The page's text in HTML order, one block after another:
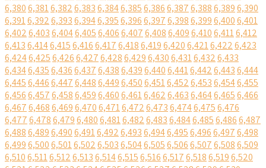
6,3806,3816,3826,3836,3846,3856,3866,3876,3886,3896,390
6,3916,3926,3936,3946,3956,3966,3976,3986,3996,4006,401
6,4026,4036,4046,4056,4066,4076,4086,4096,4106,4116,412
6,4136,4146,4156,4166,4176,4186,4196,4206,4216,4226,423
6,4246,4256,4266,4276,4286,4296,4306,4316,4326,433
6,4346,4356,4366,4376,4386,4396,4406,4416,4426,4436,444
6,4456,4466,4476,4486,4496,4506,4516,4526,4536,4546,455
6,4566,4576,4586,4596,4606,4616,4626,4636,4646,4656,466
6,4676,4686,4696,4706,4716,4726,4736,4746,4756,476
6,4776,4786,4796,4806,4816,4826,4836,4846,4856,4866,487
6,4886,4896,4906,4916,4926,4936,4946,4956,4966,4976,498
6,4996,5006,5016,5026,5036,5046,5056,5066,5076,5086,509
6,5106,5116,5126,5136,5146,5156,5166,5176,5186,5196,520